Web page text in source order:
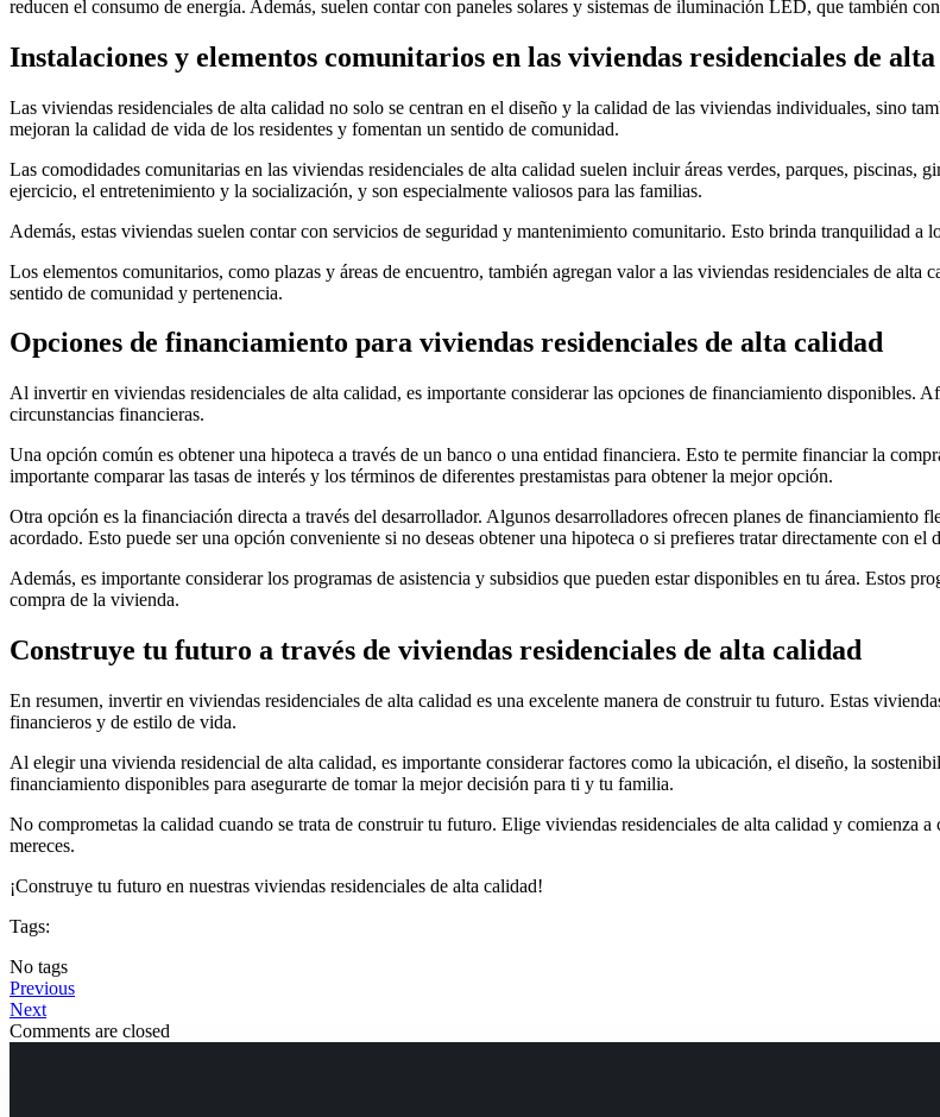
reducen el consumo de energía. Además, suelen contar con paneles solares y sistemas de iluminación LED, que también
Instalaciones y elementos comunitarios en las viviendas residenciales de
Las viviendas residenciales de alta calidad no solo se centran en el diseño y la calidad de las viviendas individuales, sino
mejoran la calidad de vida de los residentes y fomentan un sentido de comunidad.
Las comodidades comunitarias en las viviendas residenciales de alta calidad suelen incluir áreas verdes, parques, piscinas,
ejercicio, el entretenimiento y la socialización, y son especialmente valiosos para las familias.
Además, estas viviendas suelen contar con servicios de seguridad y mantenimiento comunitario. Esto brinda tranquilidad a
Los elementos comunitarios, como plazas y áreas de encuentro, también agregan valor a las viviendas residenciales de
sentido de comunidad y pertenencia.
Opciones de financiamiento para viviendas residenciales de alta calidad
Al invertir en viviendas residenciales de alta calidad, es importante considerar las opciones de financiamiento disponibles.
circunstancias financieras.
Una opción común es obtener una hipoteca a través de un banco o una entidad financiera. Esto te permite financiar la
importante comparar las tasas de interés y los términos de diferentes prestamistas para obtener la mejor opción.
Otra opción es la financiación directa a través del desarrollador. Algunos desarrolladores ofrecen planes de financiamiento
acordado. Esto puede ser una opción conveniente si no deseas obtener una hipoteca o si prefieres tratar directamente con el
Además, es importante considerar los programas de asistencia y subsidios que pueden estar disponibles en tu área. Estos
compra de la vivienda.
Construye tu futuro a través de viviendas residenciales de alta calidad
En resumen, invertir en viviendas residenciales de alta calidad es una excelente manera de construir tu futuro. Estas
financieros y de estilo de vida.
Al elegir una vivienda residencial de alta calidad, es importante considerar factores como la ubicación, el diseño, la
financiamiento disponibles para asegurarte de tomar la mejor decisión para ti y tu familia.
No comprometas la calidad cuando se trata de construir tu futuro. Elige viviendas residenciales de alta calidad y
mereces.
¡Construye tu futuro en nuestras viviendas residenciales de alta calidad!
Tags:
No tags
Previous
Next
Comments are closed